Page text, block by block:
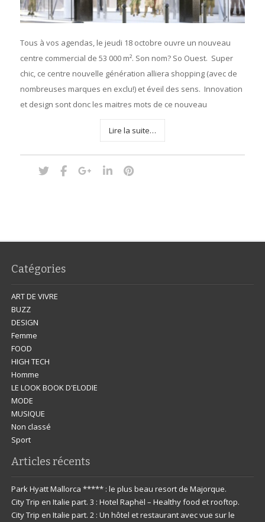
Tous à vos agendas, le jeudi 18 octobre ouvre un nouveau
centre commercial de 53 000 m². Son nom? So Ouest. Super
chic, ce centre nouvelle génération alliera shopping (avec de
nombreuses marques en exclu!) et éveil des sens. Innovation
et design sont donc les maitres mots de ce nouveau
Lire la suite…
Catégories
ART DE VIVRE
BUZZ
DESIGN
Femme
FOOD
HIGH TECH
Homme
LE LOOK BOOK D'ELODIE
MODE
MUSIQUE
Non classé
Sport
Articles récents
Park Hyatt Mallorca ***** : le plus beau resort de Majorque.
City Trip en Italie part. 3 : Hotel Raphël – Healthy food et rooftop.
City Trip en Italie part. 2 : Un hôtel et restaurant avec vue sur le